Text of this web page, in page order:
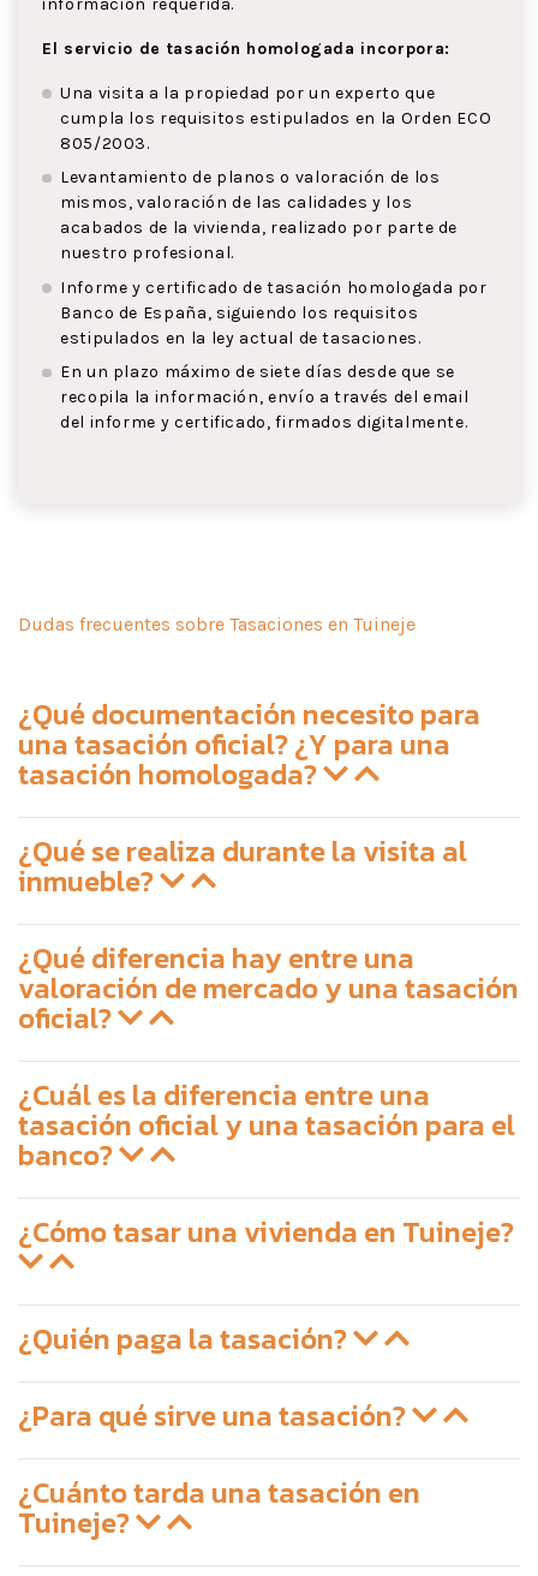
información requerida.
El servicio de tasación homologada incorpora:
Una visita a la propiedad por un experto que
cumpla los requisitos estipulados en la Orden ECO
805/2003.
Levantamiento de planos o valoración de los
mismos, valoración de las calidades y los
acabados de la vivienda, realizado por parte de
nuestro profesional.
Informe y certificado de tasación homologada por
Banco de España, siguiendo los requisitos
estipulados en la ley actual de tasaciones.
En un plazo máximo de siete días desde que se
recopila la información, envío a través del email
del informe y certificado, firmados digitalmente.
Dudas frecuentes sobre Tasaciones en Tuineje
¿Qué documentación necesito para
una tasación oficial? ¿Y para una
tasación homologada?
¿Qué se realiza durante la visita al
inmueble?
¿Qué diferencia hay entre una
valoración de mercado y una tasación
oficial?
¿Cuál es la diferencia entre una
tasación oficial y una tasación para el
banco?
¿Cómo tasar una vivienda en Tuineje?
¿Quién paga la tasación?
¿Para qué sirve una tasación?
¿Cuánto tarda una tasación en
Tuineje?